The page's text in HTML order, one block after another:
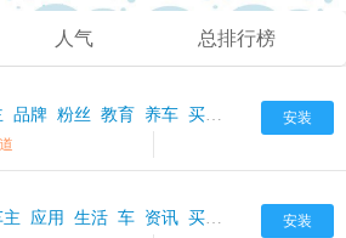
人气 总排行榜
安装
品牌 粉丝 教育 养车 买车
安装
主 应用 生活 车 资讯 买车 汽车服务 汽车